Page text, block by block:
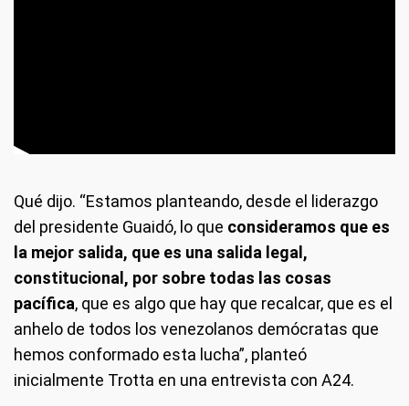
Qué dijo. “Estamos planteando, desde el liderazgo
del presidente Guaidó, lo que consideramos que es
la mejor salida, que es una salida legal,
constitucional, por sobre todas las cosas
pacífica, que es algo que hay que recalcar, que es el
anhelo de todos los venezolanos demócratas que
hemos conformado esta lucha”, planteó
inicialmente Trotta en una entrevista con A24.